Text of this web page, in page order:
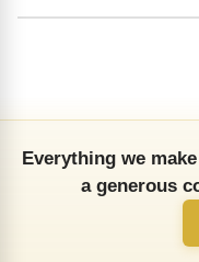
Everything we
a generous